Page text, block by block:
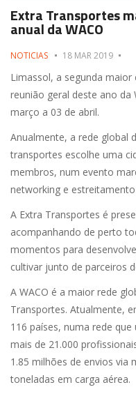
Extra Transportes
anual da WACO
NOTICIAS 18 MAR 2019
Limassol, a segunda maior
reunião geral deste ano da
março a 03 de abril.
Anualmente, a rede global
transportes escolhe uma
membros, num evento
networking e
A Extra Transportes é
acompanhando de perto
momentos para
cultivar junto de parceiros
A WACO é a maior rede
Transportes. Atualmente,
116 países, numa rede
mais de 21.000
1.85 milhões de envios via
toneladas em carga aérea.